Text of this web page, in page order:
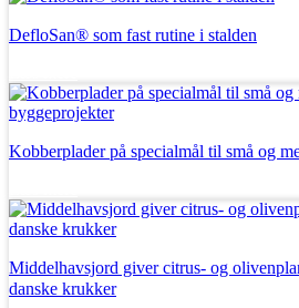
DefloSan® som fast rutine i stalden
Kobberplader på specialmål til små og
Middelhavsjord giver citrus- og
danske krukker